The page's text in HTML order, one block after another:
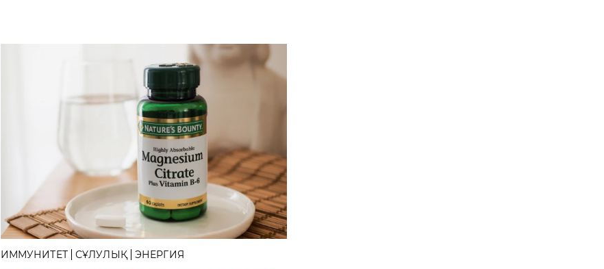
ИММУНИТЕТ СҰЛУЛЫҚ ЭНЕРГИЯ